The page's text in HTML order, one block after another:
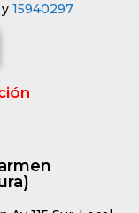
y 15940297